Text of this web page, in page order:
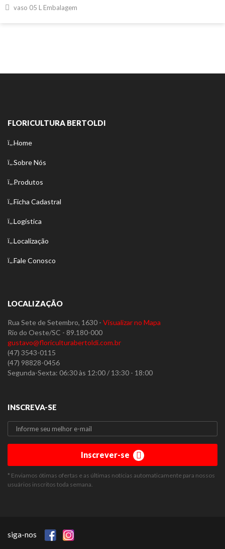
vaso 05 L Embalagem
FLORICULTURA BERTOLDI
Home
Sobre Nós
Produtos
Ficha Cadastral
Logística
Localização
Fale Conosco
LOCALIZAÇÃO
Rua Sete de Setembro, 1630 - Visualizar no Mapa
Rio do Oeste/SC - 89.180-000
gustavo@floriculturabertoldi.com.br
(47) 3543-0115
(47) 98828-0456
Segunda-Sexta: 06:30 às 12:00 / 13:30 - 18:00
INSCREVA-SE
Inscrever-se
* Enviamos ótimas ofertas e as últimas notícias automaticamente para nossos
usuários inscritos toda semana.
siga-nos